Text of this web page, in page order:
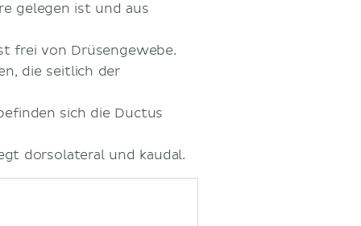
gelegen ist und aus
frei von Drüsengewebe.
die seitlich der
sich die Ductus
dorsolateral und kaudal.